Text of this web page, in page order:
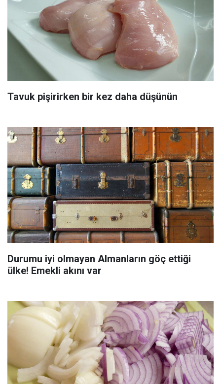
Tavuk pişirirken bir kez daha düşünün
Durumu iyi olmayan Almanların göç ettiği
ülke! Emekli akını var